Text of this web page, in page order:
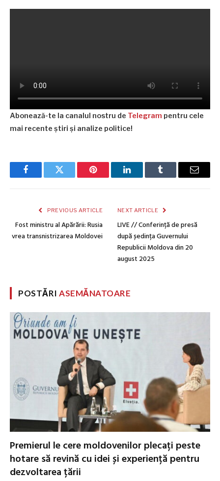
Abonează-te la canalul nostru de Telegram pentru cele
mai recente știri și analize politice!
FacebookTwitter Pinterest LinkedInTumblr Email
PREVIOUS ARTICLE
Fost ministru al Apărării: Rusia
vrea transnistrizarea Moldovei
NEXT ARTICLE
LIVE // Conferință de presă
după ședința Guvernului
Republicii Moldova din 20
august 2025
POSTĂRIASEMĂNATOARE
Premierul le cere moldovenilor plecați peste
hotare să revină cu idei și experiență pentru
dezvoltarea țării